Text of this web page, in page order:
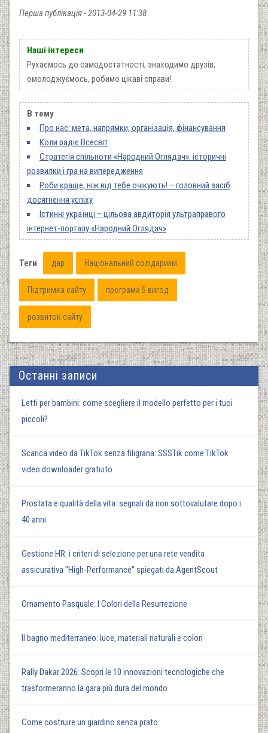
Перша публікація - 2013-04-29 11:38
Наші інтереси
Рухаємось до самодостатності, знаходимо друзів,
омолоджуємось, робимо цікаві справи!
В тему
Про нас: мета, напрямки, організація, фінансування
Коли радіє Всесвіт
Стратегія спільноти «Народний Оглядач»: історичні
розвилки і гра на випередження
Роби краще, ніж від тебе очікують! – головний засіб
досягнення успіху
Істинні українці – цільова авдиторія ультраправого
інтернет-порталу «Народний Оглядач»
Теги дар Національний солідаризм
Підтримка сайту програма 5 вигод
розвиток сайту
Останні записи
Letti per bambini: come scegliere il modello perfetto per i tuoi
piccoli?
Scarica video da TikTok senza filigrana: SSSTik come TikTok
video downloader gratuito
Prostata e qualità della vita: segnali da non sottovalutare dopo i
40 anni
Gestione HR: i criteri di selezione per una rete vendita
assicurativa "High-Performance" spiegati da AgentScout
Ornamento Pasquale: I Colori della Resurrezione
Il bagno mediterraneo: luce, materiali naturali e colori
Rally Dakar 2026: Scopri le 10 innovazioni tecnologiche che
trasformeranno la gara più dura del mondo
Come costruire un giardino senza prato